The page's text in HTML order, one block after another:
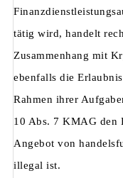
tätig wird, handelt
Zusammenhang mit
ebenfalls die
Rahmen ihrer
10 Abs. 7 KMAG den
Angebot von
illegal ist.